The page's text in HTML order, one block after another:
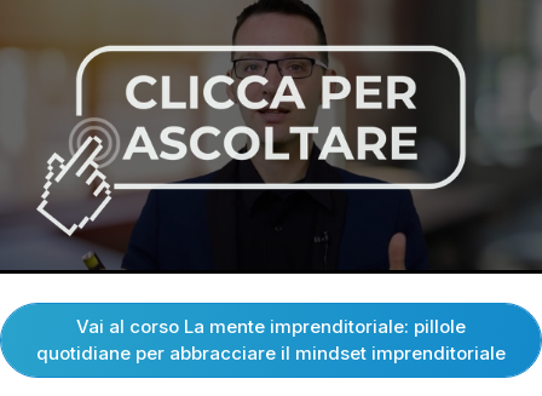
Vai al corso La mente imprenditoriale: pillole
quotidiane per abbracciare il mindset imprenditoriale